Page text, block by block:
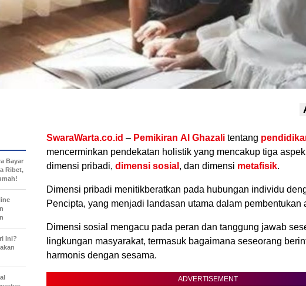
SwaraWarta.co.id – Pemikiran Al Ghazali tentang
mencerminkan pendekatan holistik yang mencakup tiga
dimensi pribadi, dimensi sosial , dan dimensi metafisik.
Dimensi pribadi menitikberatkan pada hubungan individu
Pencipta, yang menjadi landasan utama dalam pembentukan
Dimensi sosial mengacu pada peran dan tanggung jawab
lingkungan masyarakat, termasuk bagaimana seseorang
harmonis dengan sesama.
ADVERTISEMENT
.
Bayar
Ribet,
Ini?